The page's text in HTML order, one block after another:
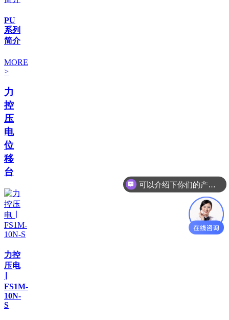
PU
系列
简介
MORE
>
力
控
压
电
位
移
台
力控
压电
FS1M-
10N-
S
可以介绍下你们的产品么
你们是怎么收费的呢